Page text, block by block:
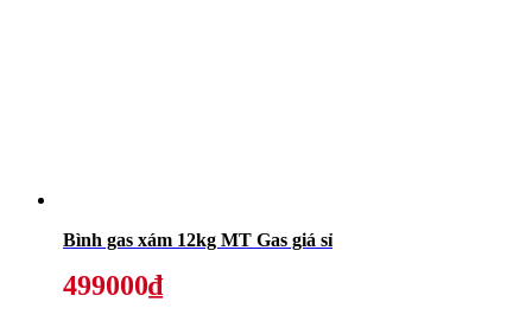
Bình gas xám 12kg MT Gas giá sỉ
499000₫